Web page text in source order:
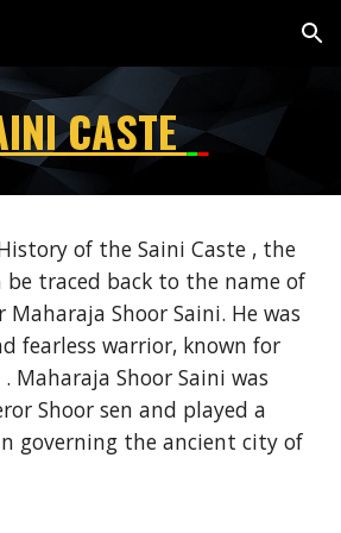
Skip to navigation
CASTE
of the Saini Caste , the
be traced back to the name of
Shoor Saini. He was
fearless warrior, known for
Maharaja Shoor Saini was
Shoor sen and played a
governing the ancient city of